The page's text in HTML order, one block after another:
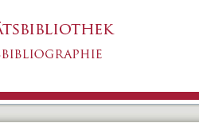
antigens and allergens